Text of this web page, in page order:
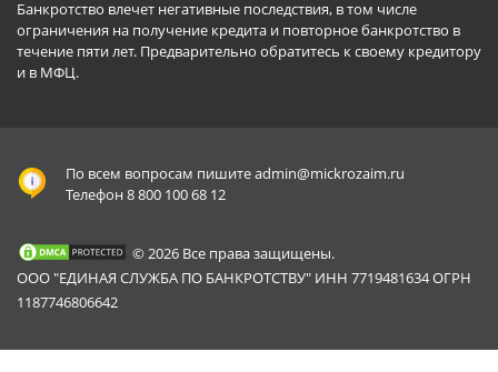
Банкротство влечет негативные последствия, в том числе
ограничения на получение кредита и повторное банкротство в
течение пяти лет. Предварительно обратитесь к своему кредитору
и в МФЦ.
По всем вопросам пишитеadmin@mickrozaim.ru
Телефон 8 800 100 68 12
© 2026 Все права защищены.
ООО "ЕДИНАЯ СЛУЖБА ПО БАНКРОТСТВУ" ИНН 7719481634 ОГРН
1187746806642
Mickrozaim.ru использует файлы cookie для